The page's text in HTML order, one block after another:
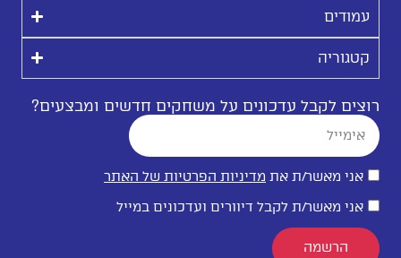
עמודים
קטגוריה
רוצים לקבל עדכונים על משחקים חדשים ומבצעים?
אני מאשר/ת את מדיניות הפרטיות של האתר
אני מאשר/ת לקבל דיוורים ועדכונים במייל
הרשמה